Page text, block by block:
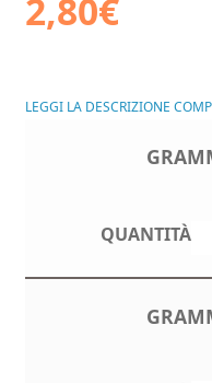
2,80€
LEGGI LA DESCRIZIONE